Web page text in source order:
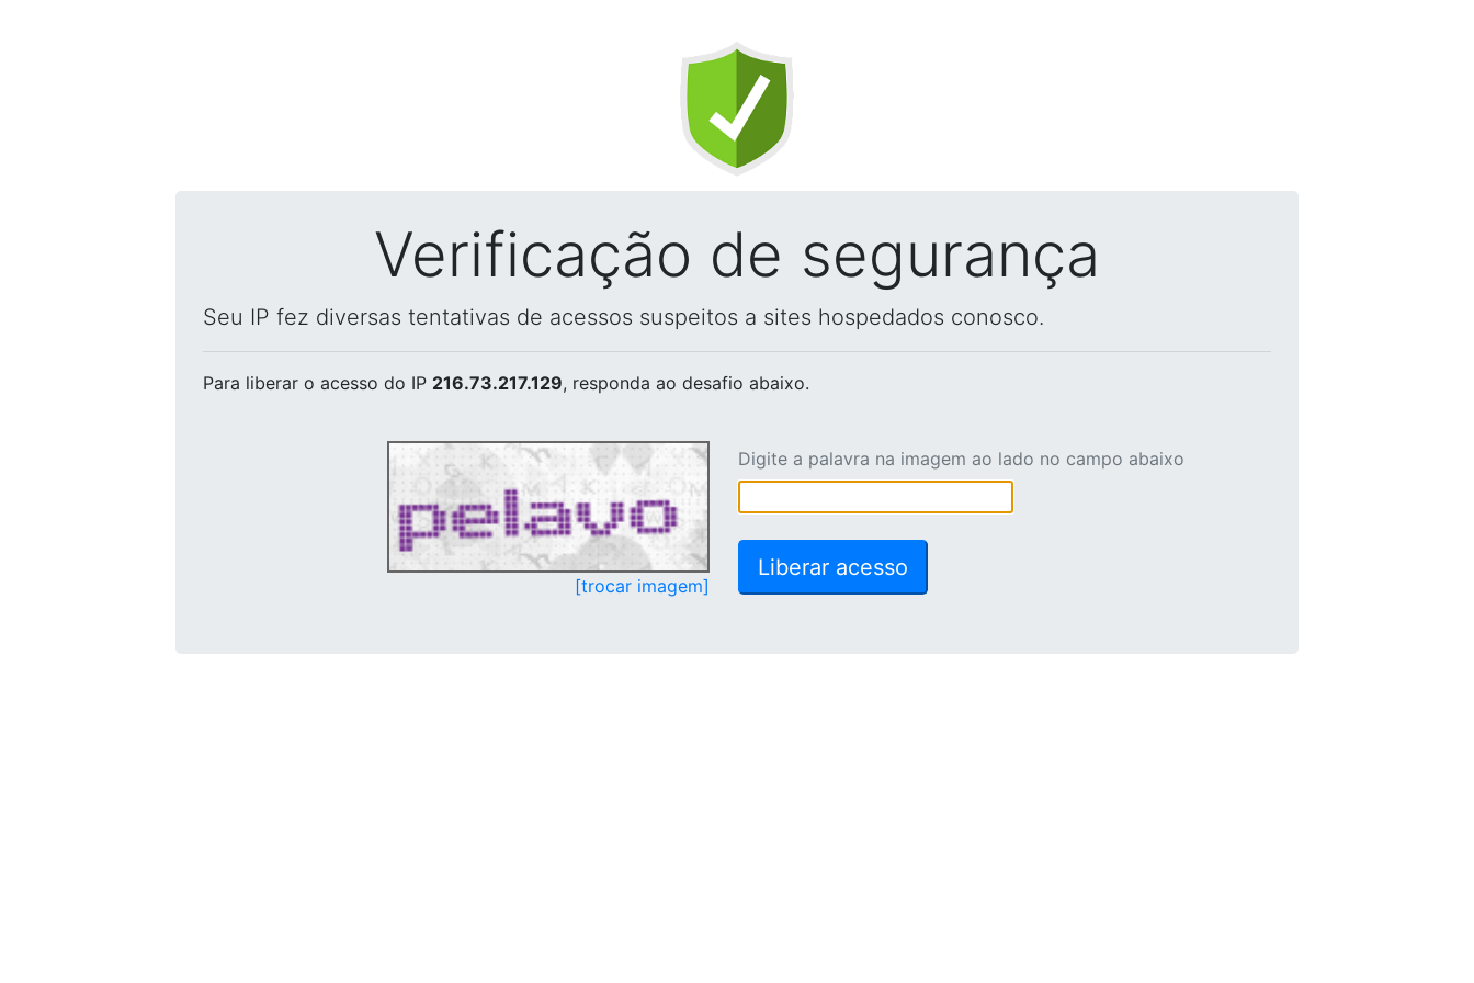
Verificação de segurança
Seu IP fez diversas tentativas de acessos suspeitos a sites hospedados conosco.
Para liberar o acesso do IP 216.73.217.129, responda ao desafio abaixo.
[trocar imagem]
Digite a palavra na imagem ao lado no campo abaixo